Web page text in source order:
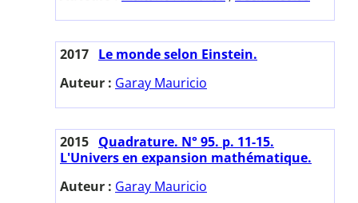
2017 Le monde selon Einstein.
Auteur : Garay Mauricio
2015 Quadrature. N° 95. p. 11-15.
L'Univers en expansion mathématique.
Auteur : Garay Mauricio